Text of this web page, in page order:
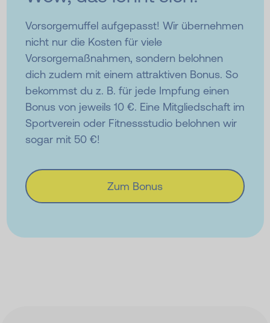
Vorsorgemuffel aufgepasst! Wir übernehmen
nicht nur die Kosten für viele
Vorsorgemaßnahmen, sondern belohnen
dich zudem mit einem attraktiven Bonus. So
bekommst du z. B. für jede Impfung einen
Bonus von jeweils 10 €. Eine Mitgliedschaft im
Sportverein oder Fitnessstudio belohnen wir
sogar mit 50 €!
Zum Bonus